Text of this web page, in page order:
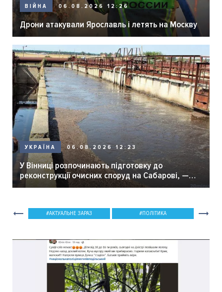
ВІЙНА 06.08.2026 12:26
Дрони атакували Ярославль і летять на Москву
УКРАЇНА 06.08.2026 12:23
У Вінниці розпочинають підготовку до
реконструкції очисних споруд на Сабарові, —
мер Вінниці.
АКТУАЛЬНЕ ЗАРАЗ ПОЛІТИКА